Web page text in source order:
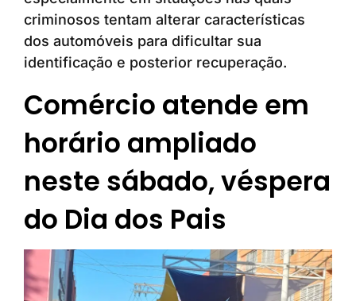
criminosos tentam alterar características
dos automóveis para dificultar sua
identificação e posterior recuperação.
Comércio atende em
horário ampliado
neste sábado, véspera
do Dia dos Pais